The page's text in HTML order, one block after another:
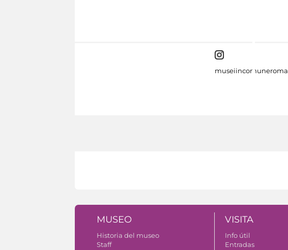
museiincomuneroma
MUSEO
Historia del museo
Staff
VISITA
Info útil
Entradas